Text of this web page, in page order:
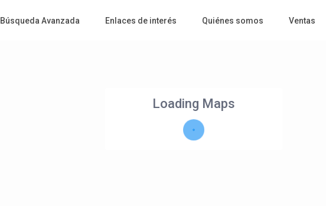
Búsqueda Avanzada Enlaces de interés Quiénes somos Ventas
Loading Maps